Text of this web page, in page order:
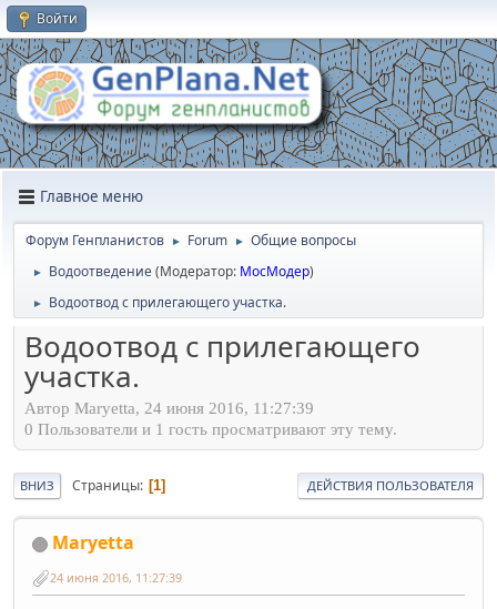
Войти
Главное меню
Форум Генпланистов ► Forum ► Общие вопросы
► Водоотведение(Модератор: МосМодер)
► Водоотвод с прилегающего участка.
Водоотвод с прилегающего
участка.
Автор Maryetta, 24 июня 2016, 11:27:39
0 Пользователи и 1 гость просматривают эту тему.
ВНИЗ Страницы 1 ДЕЙСТВИЯ ПОЛЬЗОВАТЕЛЯ
Maryetta
24 июня 2016, 11:27:39